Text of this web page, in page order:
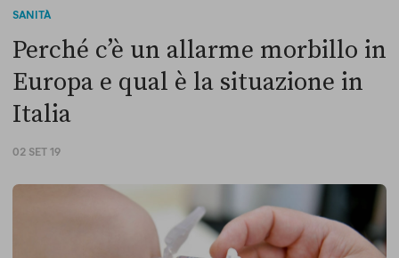
SANITÀ
Perché c’è un allarme morbillo in
Europa e qual è la situazione in
Italia
02 SET 19